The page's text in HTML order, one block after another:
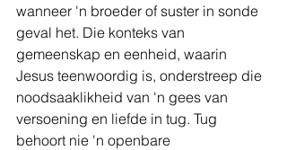
wanneer 'n broeder of suster in sonde
geval het. Die konteks van
gemeenskap en eenheid, waarin
Jesus teenwoordig is, onderstreep die
noodsaaklikheid van 'n gees van
versoening en liefde in tug. Tug
behoort nie 'n openbare